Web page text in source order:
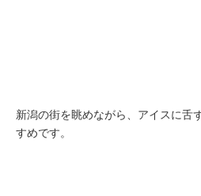
新潟の街を眺めながら、アイスに
すめです。